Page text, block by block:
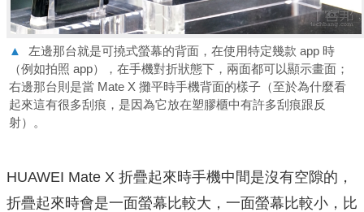
▲
左邊那台就是可撓式螢幕的背面，在使用特定幾款 app 時
（例如拍照 app），在手機對折狀態下，兩面都可以顯示畫面；
右邊那台則是當 Mate X 攤平時手機背面的樣子（至於為什麼看
起來這有很多刮痕，是因為它放在塑膠櫃中有許多刮痕跟反
射）。
HUAWEI Mate X 折疊起來時手機中間是沒有空隙的，
折疊起來時會是一面螢幕比較大，一面螢幕比較小，比